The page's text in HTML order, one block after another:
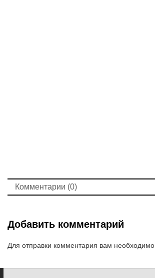
Комментарии (0)
Добавить комментарий
Для отправки комментария вам необходимо